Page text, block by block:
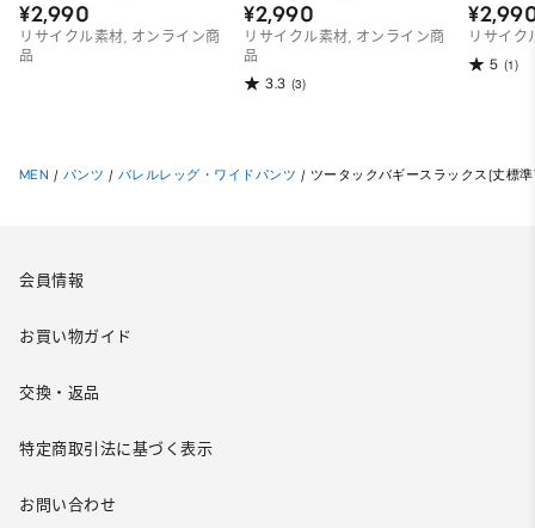
¥2,990
リサイクル素材, オンライン商
品
¥2,990
リサイクル素材, オンライン商
品
3.3 (3)
リサイク
5 (1)
MEN / パンツ / バレルレッグ・ワイドパンツ / ツータックバギースラックス(丈標
会員情報
お買い物ガイド
交換・返品
特定商取引法に基づく表示
お問い合わせ